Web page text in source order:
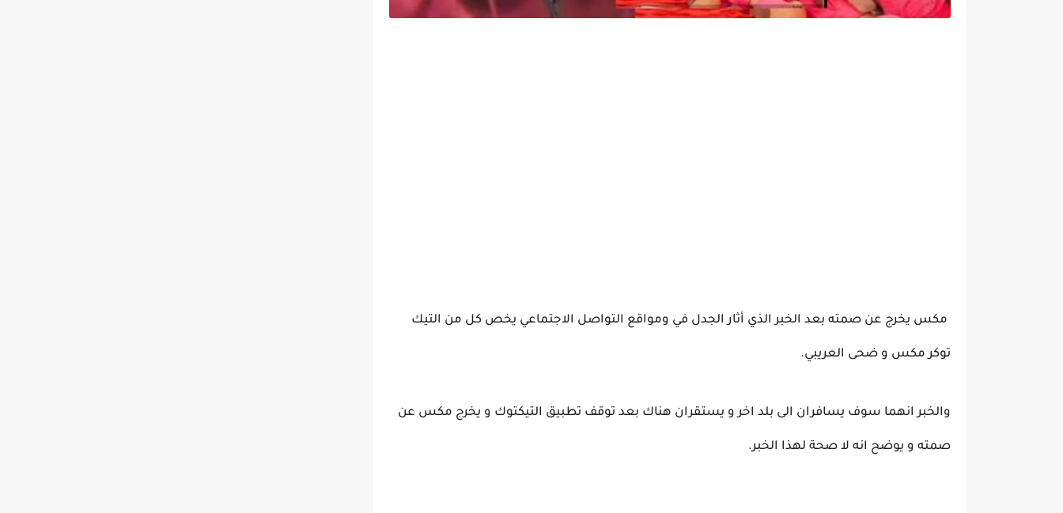
مكس يخرج عن صمته بعد الخبر الذي أثار الجدل في ومواقع التواصل الاجتماعي يخص كل من التيك
توكر مكس و ضحى العريبي.
والخبر انهما سوف يسافران الى بلد اخر و يستقران هناك بعد توقف تطبيق التيكتوك و يخرج مكس عن
صمته و يوضح انه لا صحة لهذا الخبر.